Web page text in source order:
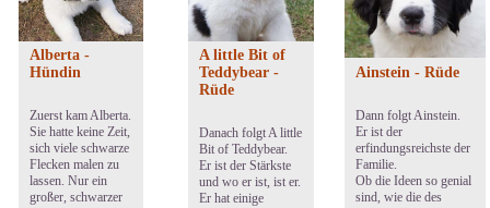
Alberta -
Hündin
Zuerst kam Alberta.
Sie hatte keine Zeit,
sich viele schwarze
Flecken malen zu
lassen. Nur ein
großer, schwarzer
A little Bit of
Teddybear -
Rüde
Danach folgt A little
Bit of Teddybear.
Er ist der Stärkste
und wo er ist, ist er.
Er hat einige
Ainstein - Rüde
Dann folgt Ainstein.
Er ist der
erfindungsreichste der
Familie.
Ob die Ideen so genial
sind, wie die des